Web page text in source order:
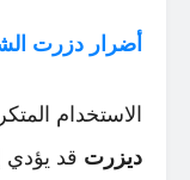
أضرار دزرت
الاستخدام
ديزرت قد